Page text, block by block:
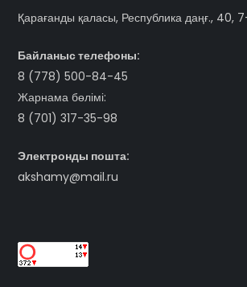
Қарағанды қаласы, Республика даңғ., 40,
Байланыс телефоны:
8 (778) 500-84-45
Жарнама бөлімі:
8 (701) 317-35-98
Электронды пошта:
akshamy@mail.ru